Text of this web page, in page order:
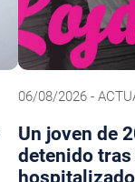
06/08/2026 -
Un joven de
detenido tras